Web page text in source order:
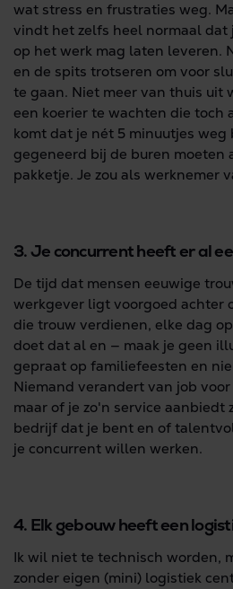
wat stress en frustraties weg.
vindt het zelfs heel normaal
op het werk mag laten leveren.
en de spits trotseren om voor
te gaan. Niet meer van thuis uit
een koerier te wachten die toch
komt dat je nét 5 minuutjes weg
gegeneerd bij de buren moeten
pakketje. Je zou als werknemer
3. Je concurrent heeft er al
De tijd dat mensen eeuwige
werkgever ligt voorgoed achter
die trouw verdienen, elke dag
doet dat al en — maak je geen
gepraat op familiefeesten en
Niemand verandert van job
maar of je zo'n service aanbiedt
bedrijf dat je bent en of
je concurrent willen werken.
4. Elk gebouw heeft een
Ik wil niet te technisch worden,
zonder eigen (mini) logistiek